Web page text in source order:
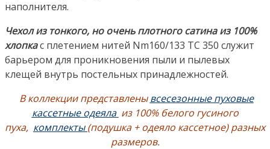
наполнителя.
Чехол из тонкого, но очень плотного сатина из 100%
хлопкас плетением нитей Nm160/133 TC 350 служит
барьером для проникновения пыли и пылевых
клещей внутрь постельных принадлежностей.
В коллекции представленывсесезонные пуховые
кассетные одеяла из 100% белого гусиного
пуха, комплекты(подушка + одеяло кассетное) разных
размеров.